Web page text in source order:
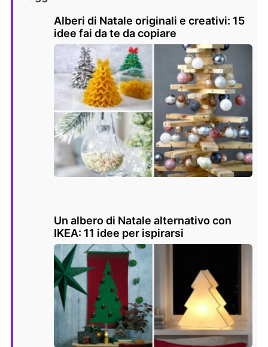
Alberi di Natale originali e creativi: 15
idee fai da te da copiare
Un albero di Natale alternativo con
IKEA: 11 idee per ispirarsi